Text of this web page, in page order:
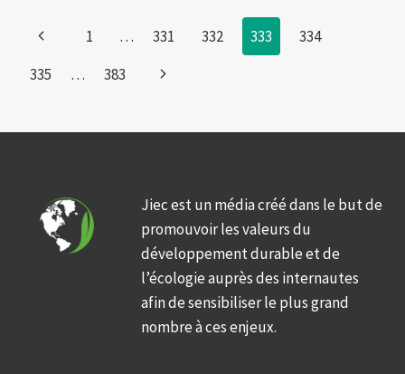
Page
navigation
Previous
Page
1 … 331 332 333
334
335
… 383
Next
Jiec est un média créé dans le but de
promouvoir les valeurs du
développement durable et de
l’écologie auprès des internautes
afin de sensibiliser le plus grand
nombre à ces enjeux.